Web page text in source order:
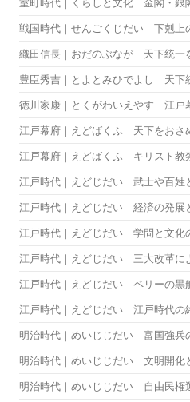
室町時代｜くらしと文化 金閣・銀
戦国時代｜せんごくじだい 下剋上
織田信長｜おだのぶなが 天下統一
豊臣秀吉｜とよとみひでよし 天下
徳川家康｜とくがわいえやす 江戸
江戸幕府｜えどばくふ 天下をおさ
江戸幕府｜えどばくふ キリスト教
江戸時代｜えどじだい 武士や百姓
江戸時代｜えどじだい 経済の発展
江戸時代｜えどじだい 学問と文化
江戸時代｜えどじだい 三大改革に
江戸時代｜えどじだい ペリーの黒
江戸時代｜えどじだい 江戸時代の
明治時代｜めいじじだい 富国強兵
明治時代｜めいじじだい 文明開化
明治時代｜めいじじだい 自由民権